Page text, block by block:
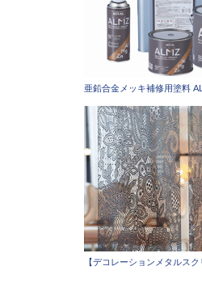
亜鉛合金メッキ補修用塗料
【デコレーションメタルスク